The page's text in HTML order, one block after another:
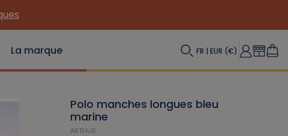
La marque FR | EUR (€)
Polo manches longues bleu
marine
ARTHUR